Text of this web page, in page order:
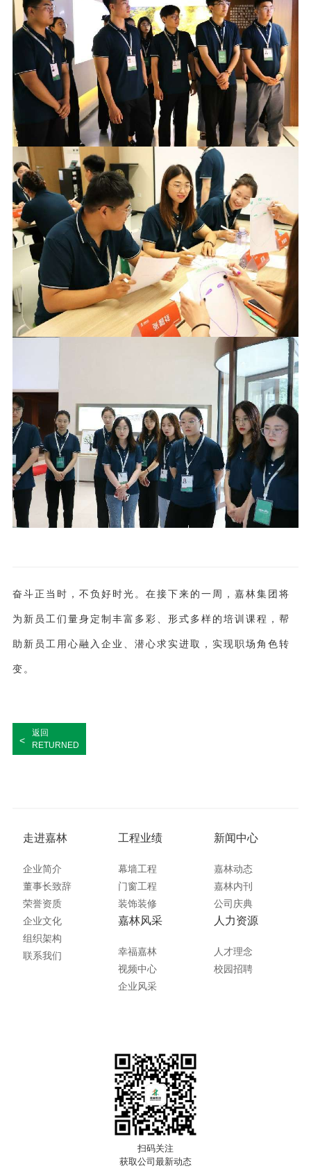
奋斗正当时 ， 不负好时光 。 在接下来的一周， 嘉林集团将
为新员工们量身定制丰富多彩、形式多样的培训课程，帮
助新员工用心融入企业、潜心求实进取， 实现职场角色转
变。
<
返回
RETURNED
走进嘉林
企业简介
董事长致辞
荣誉资质
企业文化
组织架构
联系我们
工程业绩
幕墙工程
门窗工程
装饰装修
新闻中心
嘉林动态
嘉林内刊
公司庆典
嘉林风采
幸福嘉林
视频中心
企业风采
人力资源
人才理念
校园招聘
扫码关注
获取公司最新动态